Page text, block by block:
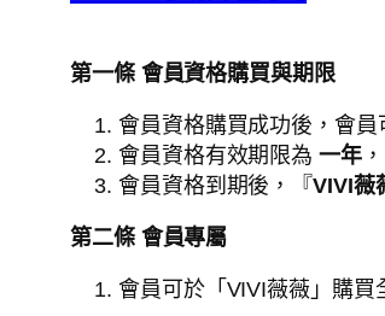
第一條 會員資格購買與期限
會員資格購買成功後，會員
會員資格有效期限為 一年
會員資格到期後，『VIVI薇
第二條 會員專屬
會員可於「VIVI薇薇」購買